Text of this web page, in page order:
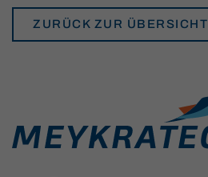
ZURÜCK ZUR ÜBERSICHT